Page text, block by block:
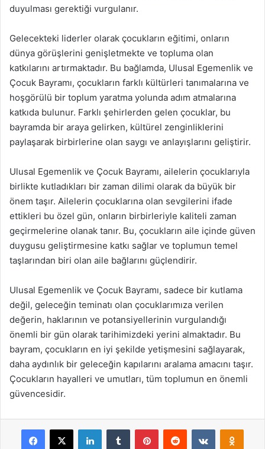
duyulması gerektiği vurgulanır.
Gelecekteki liderler olarak çocukların eğitimi, onların
dünya görüşlerini genişletmekte ve topluma olan
katkılarını artırmaktadır. Bu bağlamda, Ulusal Egemenlik ve
Çocuk Bayramı, çocukların farklı kültürleri tanımalarına ve
hoşgörülü bir toplum yaratma yolunda adım atmalarına
katkıda bulunur. Farklı şehirlerden gelen çocuklar, bu
bayramda bir araya gelirken, kültürel zenginliklerini
paylaşarak birbirlerine olan saygı ve anlayışlarını geliştirir.
Ulusal Egemenlik ve Çocuk Bayramı, ailelerin çocuklarıyla
birlikte kutladıkları bir zaman dilimi olarak da büyük bir
önem taşır. Ailelerin çocuklarına olan sevgilerini ifade
ettikleri bu özel gün, onların birbirleriyle kaliteli zaman
geçirmelerine olanak tanır. Bu, çocukların aile içinde güven
duygusu geliştirmesine katkı sağlar ve toplumun temel
taşlarından biri olan aile bağlarını güçlendirir.
Ulusal Egemenlik ve Çocuk Bayramı, sadece bir kutlama
değil, geleceğin teminatı olan çocuklarımıza verilen
değerin, haklarının ve potansiyellerinin vurgulandığı
önemli bir gün olarak tarihimizdeki yerini almaktadır. Bu
bayram, çocukların en iyi şekilde yetişmesini sağlayarak,
daha aydınlık bir geleceğin kapılarını aralama amacını taşır.
Çocukların hayalleri ve umutları, tüm toplumun en önemli
güvencesidir.
Facebook
X LinkedInTumblr PinterestReddit VKontakte